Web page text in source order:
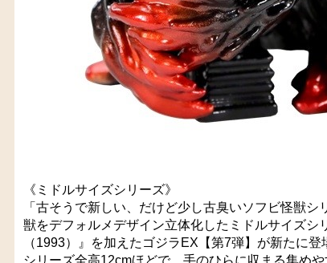
《ミドルサイズシリーズ》
「古そうで新しい、だけど少し古臭いソフビ怪獣
獣をデフォルメデザイン立体化したミドルサイズシ
（1993）』を加えたゴジラEX【第7弾】が新たに登
シリーズ全高12cmほどで、手のひらに収まる集め